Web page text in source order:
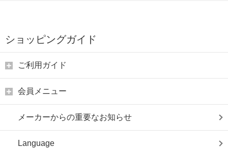
ショッピングガイド
ご利用ガイド
会員メニュー
メーカーからの重要なお知らせ
Language